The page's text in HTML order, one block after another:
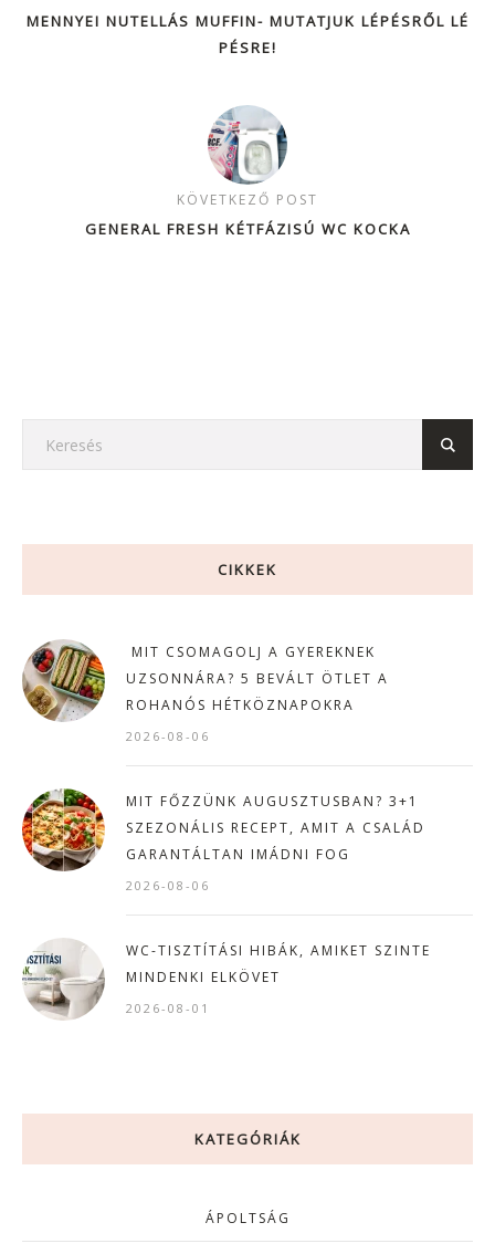
MENNYEI NUTELLÁS MUFFIN- MUTATJUK LÉPÉSRŐL LÉ
PÉSRE!
KÖVETKEZŐ POST
GENERAL FRESH KÉTFÁZISÚ WC KOCKA
CIKKEK
MIT CSOMAGOLJ A GYEREKNEK
UZSONNÁRA? 5 BEVÁLT ÖTLET A
ROHANÓS HÉTKÖZNAPOKRA
2026-08-06
MIT FŐZZÜNK AUGUSZTUSBAN? 3+1
SZEZONÁLIS RECEPT, AMIT A CSALÁD
GARANTÁLTAN IMÁDNI FOG
2026-08-06
WC-TISZTÍTÁSI HIBÁK, AMIKET SZINTE
MINDENKI ELKÖVET
2026-08-01
KATEGÓRIÁK
ÁPOLTSÁG